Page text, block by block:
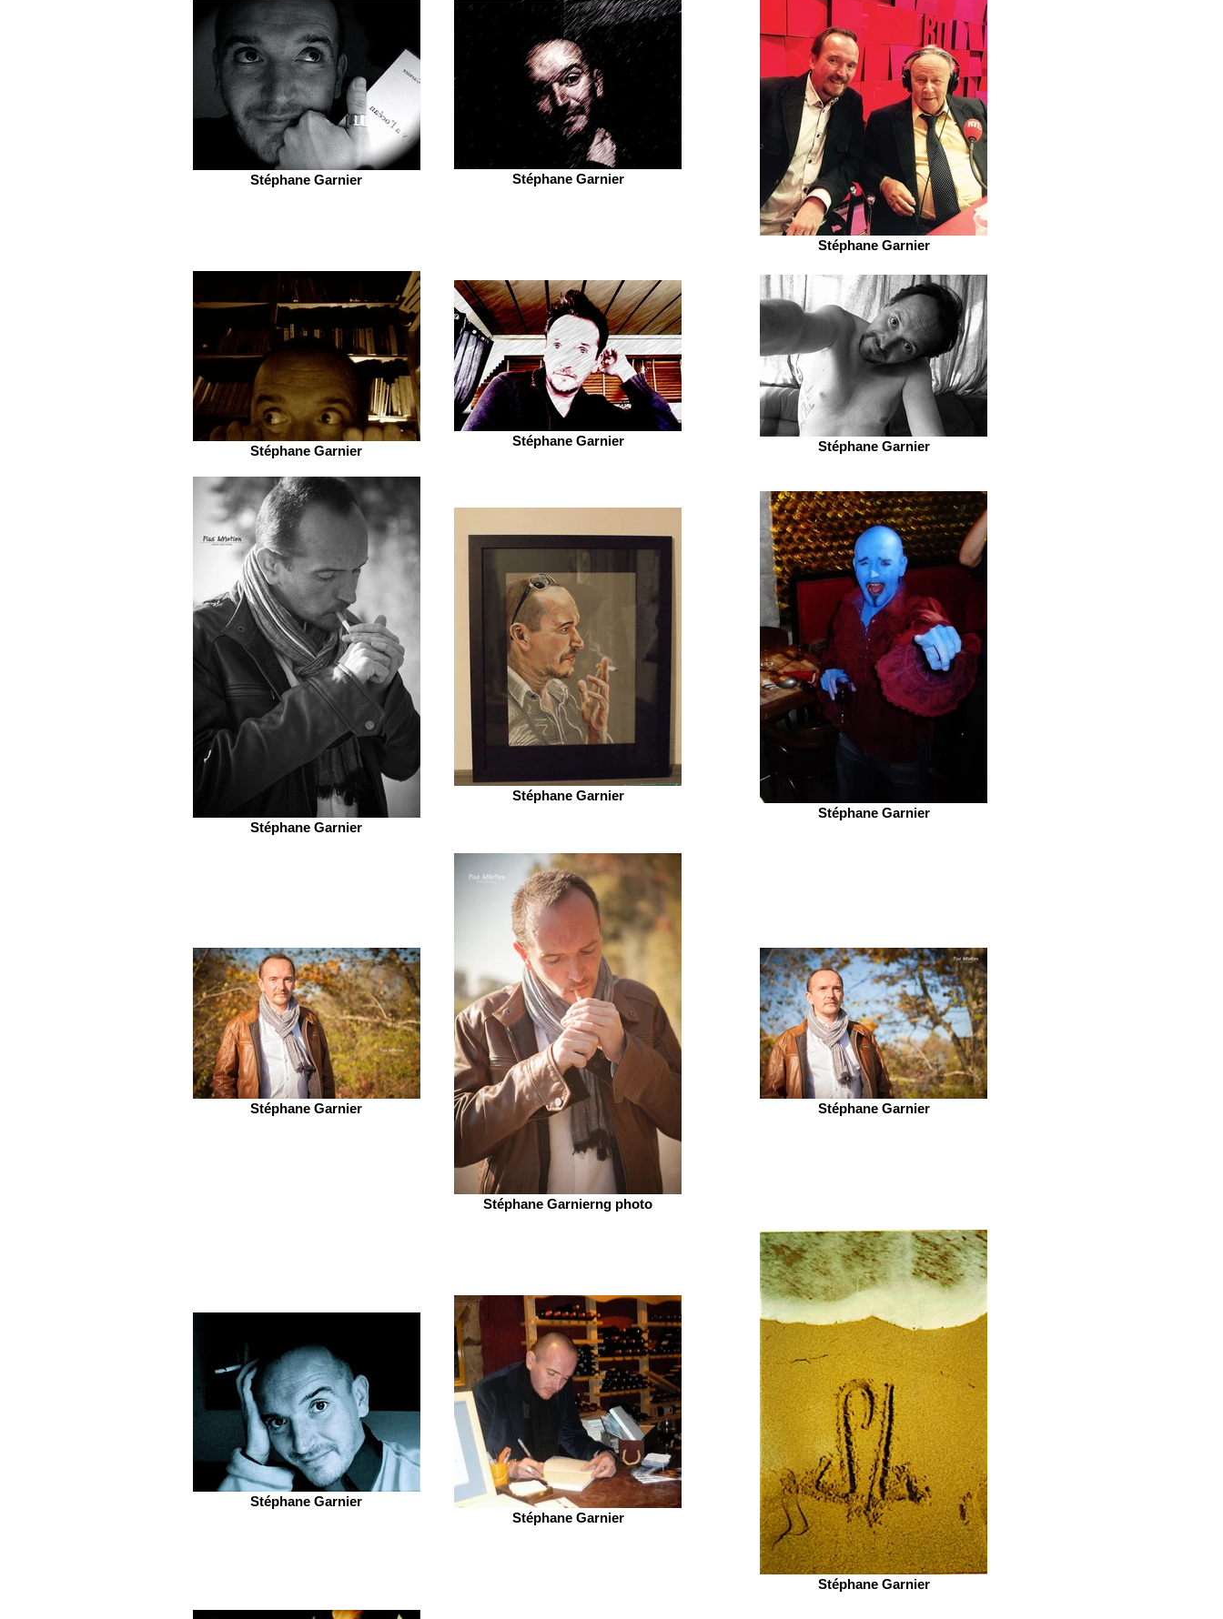
Stéphane Garnier Stéphane Garnier
Stéphane Garnier
Stéphane Garnier
Stéphane Garnier Stéphane Garnier
Stéphane Garnier
Stéphane Garnier
Stéphane Garnier
Stéphane Garnier
Stéphane Garnierng photo
Stéphane Garnier
Stéphane Garnier
Stéphane Garnier
Stéphane Garnier